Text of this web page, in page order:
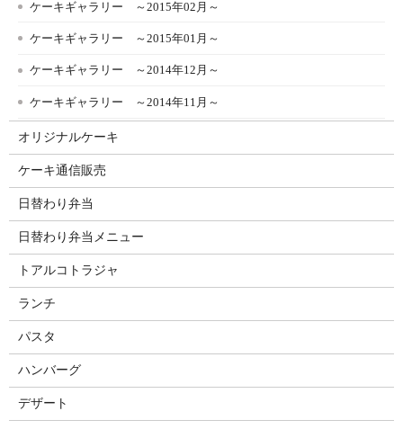
ケーキギャラリー ～2015年02月～
ケーキギャラリー ～2015年01月～
ケーキギャラリー ～2014年12月～
ケーキギャラリー ～2014年11月～
オリジナルケーキ
ケーキ通信販売
日替わり弁当
日替わり弁当メニュー
トアルコトラジャ
ランチ
パスタ
ハンバーグ
デザート